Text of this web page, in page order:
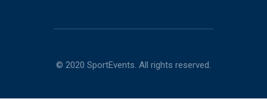
© 2020 SportEvents. All rights reserved.